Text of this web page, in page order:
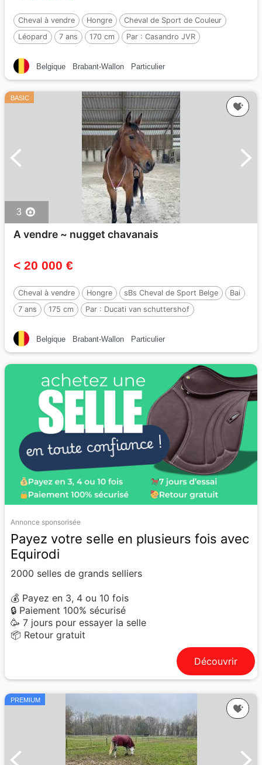
Cheval à vendre Hongre
Cheval de Sport de Couleur
Léopard
7 ans 170 cm Par : Casandro JVR
Belgique Brabant-Wallon Particulier
BASIC
3
A vendre ~ nugget chavanais
< 20 000 €
Cheval à vendre Hongre sBs Cheval de Sport Belge
Bai
7 ans
175 cm Par : Ducati van schuttershof
Belgique Brabant-Wallon Particulier
Annonce sponsorisée
Payez votre selle en plusieurs fois avec
Equirodi
2000 selles de grands selliers
💰 Payez en 3, 4 ou 10 fois
🔒 Paiement 100% sécurisé
🥳 7 jours pour essayer la selle
📦 Retour gratuit
Découvrir
PREMIUM